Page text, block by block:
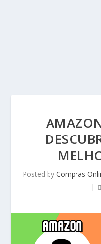
Posted by Compras
|